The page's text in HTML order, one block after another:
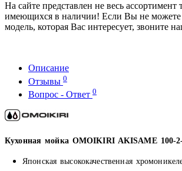
На сайте представлен не весь ассортимент
имеющихся в наличии! Если Вы не можете
модель, которая Вас интересует, звоните
Описание
Отзывы 0
Вопрос - Ответ 0
Кухонная мойка OMOIKIRI AKISAME 100-
Японская высококачественная